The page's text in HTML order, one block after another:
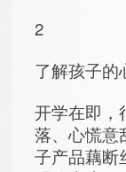
2
了解孩子的
开学在即，
落、心慌意
子产品藕断